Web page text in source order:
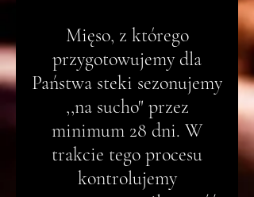
Mięso, z którego
przygotowujemy dla
Państwa steki sezonujemy
,,na sucho" przez
minimum 28 dni. W
trakcie tego procesu
kontrolujemy